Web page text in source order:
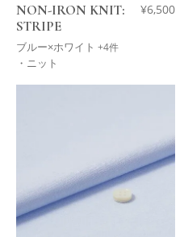
NON-IRON KNIT:
STRIPE
ブルー×ホワイト +4件
¥6,500
・ニット